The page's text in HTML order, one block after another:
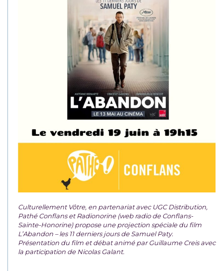
Culturellement Vôtre, en partenariat avec UGC Distribution,
Pathé Conflans et Radionorine (web radio de Conflans-
Sainte-Honorine) propose une projection spéciale du film
L’Abandon – les 11 derniers jours de Samuel Paty.
Présentation du film et débat animé par Guillaume Creis avec
la participation de Nicolas Galant.